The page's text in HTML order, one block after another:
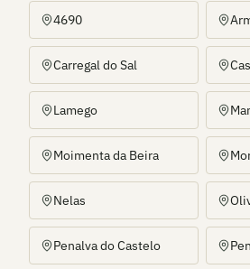
4690
Carregal do Sal
Lamego
Moimenta da Beira
Nelas
Penalva do Castelo